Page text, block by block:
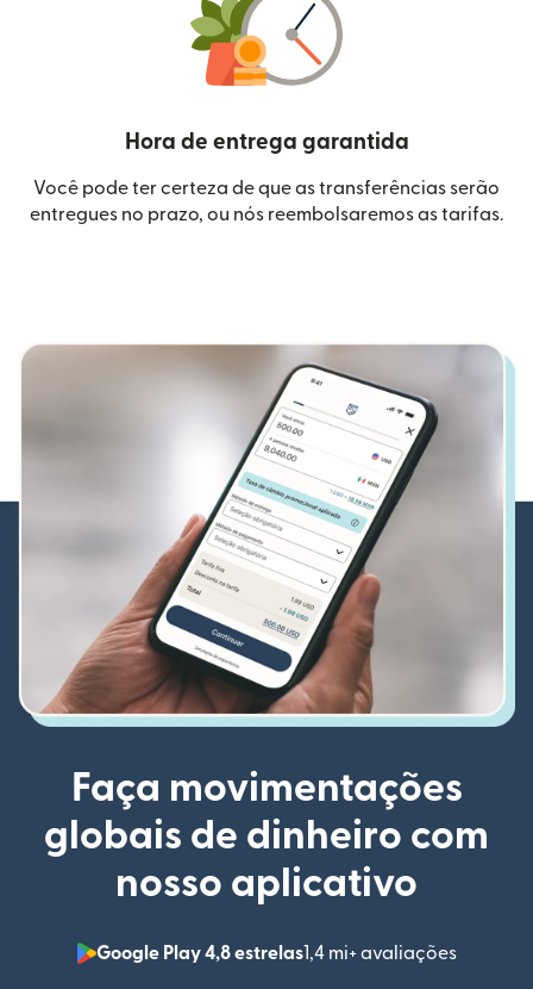
Hora de entrega garantida
Você pode ter certeza de que as transferências serão
entregues no prazo, ou nós reembolsaremos as tarifas.
Faça movimentações
globais de dinheiro com
nosso aplicativo
Google Play 4,8 estrelas1,4 mi+ avaliações
(abre